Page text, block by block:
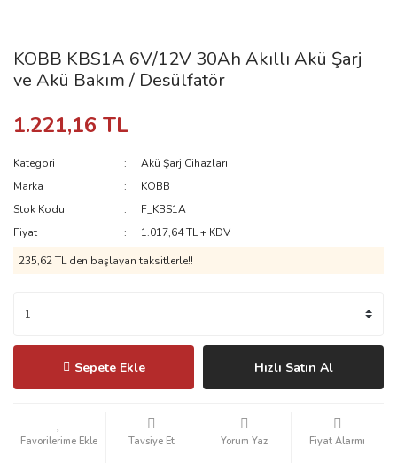
KOBB KBS1A 6V/12V 30Ah Akıllı Akü Şarj
ve Akü Bakım / Desülfatör
1.221,16 TL
Kategori
Akü Şarj Cihazları
Marka
KOBB
Stok Kodu
F_KBS1A
Fiyat
1.017,64 TL + KDV
235,62 TL den başlayan taksitlerle!!
Sepete Ekle Hızlı Satın Al
Tavsiye Et Yorum Yaz Fiyat Alarmı